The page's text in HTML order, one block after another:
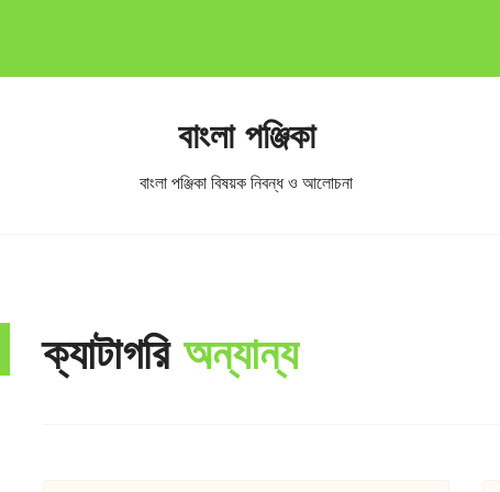
বাংলা পঞ্জিকা
বাংলা পঞ্জিকা বিষয়ক নিবন্ধ ও আলোচনা
ক্যাটাগরি অন্যান্য